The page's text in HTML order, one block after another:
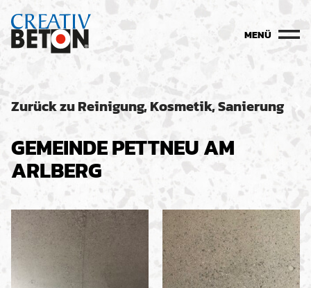
MENÜ
Zurück zu Reinigung, Kosmetik, Sanierung
GEMEINDE PETTNEU AM
ARLBERG